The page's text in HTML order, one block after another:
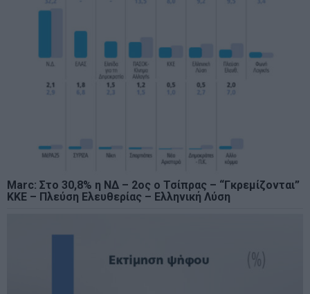
Marc: Στο 30,8% η ΝΔ – 2ος ο Τσίπρας – “Γκρεμίζονται”
ΚΚΕ – Πλεύση Ελευθερίας – Ελληνική Λύση